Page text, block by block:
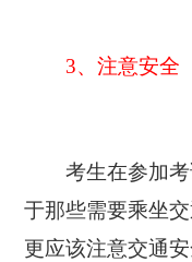
3、注意安全
考生在参加考
于那些需要乘坐
更应该注意交通